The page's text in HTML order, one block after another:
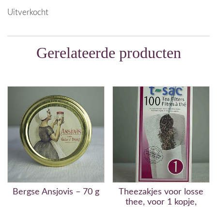
Uitverkocht
Gerelateerde producten
Bergse Ansjovis – 70 g
Theezakjes voor losse
thee, voor 1 kopje,